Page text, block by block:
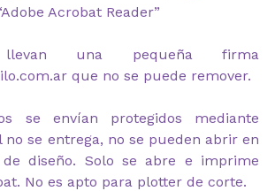
Acrobat Reader”
una pequeña firma
que no se puede remover.
se envían protegidos mediante
se entrega, no se pueden abrir en
diseño. Solo se abre e imprime
No es apto para plotter de corte.